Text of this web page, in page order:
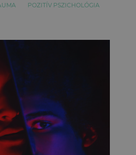
POZITÍV PSZICHOLÓGIA